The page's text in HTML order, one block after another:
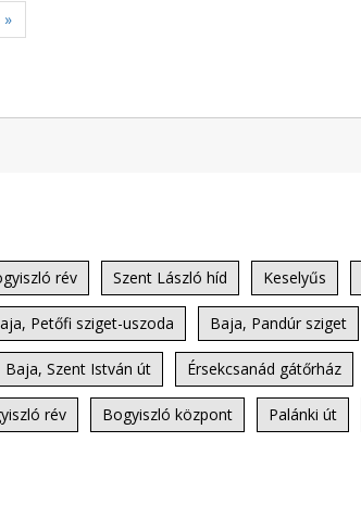
»
rév Szent László híd Keselyűs
Petőfi sziget-uszoda Baja, Pandúr sziget
Baja, Szent István út Érsekcsanád gátőrház
rév Bogyiszló központ Palánki út